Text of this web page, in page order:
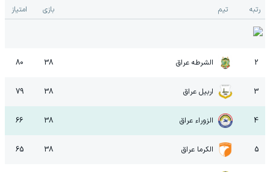
رتبه تیم بازی امتیاز
2 الشرطه عراق 38
80
3 اربیل عراق 38
79
4 الزوراء عراق 38
66
5 الکرما عراق 38
65